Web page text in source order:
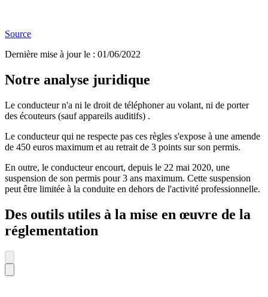
Source
Dernière mise à jour le : 01/06/2022
Notre analyse juridique
Le conducteur n'a ni le droit de téléphoner au volant, ni de porter
des écouteurs (sauf appareils auditifs) .
Le conducteur qui ne respecte pas ces règles s'expose à une amende
de 450 euros maximum et au retrait de 3 points sur son permis.
En outre, le conducteur encourt, depuis le 22 mai 2020, une
suspension de son permis pour 3 ans maximum. Cette suspension
peut être limitée à la conduite en dehors de l'activité professionnelle.
Des outils utiles à la mise en œuvre de la
réglementation